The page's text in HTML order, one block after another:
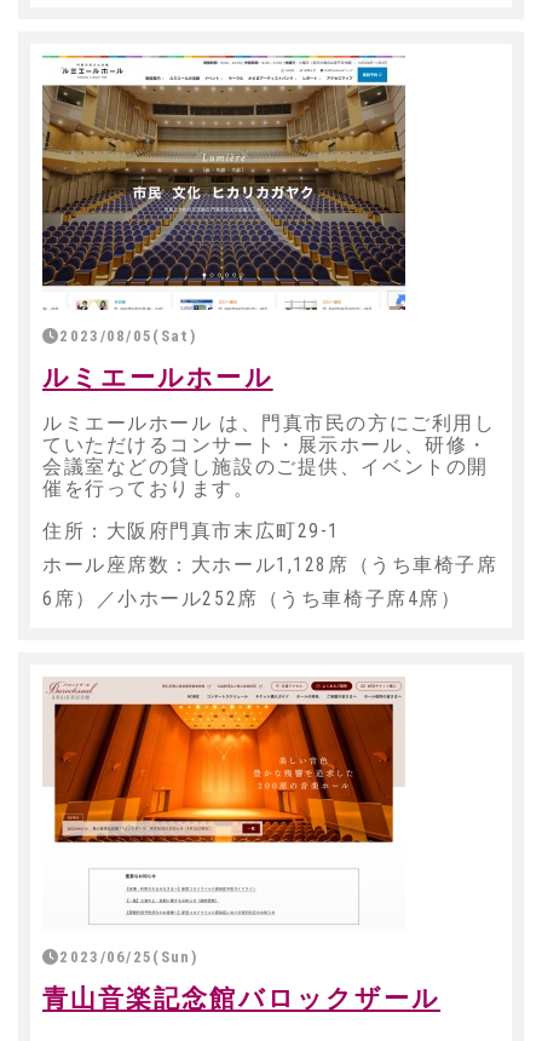
2023/08/05(Sat)
ルミエールホール
ルミエールホール は、門真市民の方にご利用し
ていただけるコンサート・展示ホール、研修・
会議室などの貸し施設のご提供、イベントの開
催を行っております。
住所：大阪府門真市末広町29-1
ホール座席数：大ホール1,128席（うち車椅子席
6席）／小ホール252席（うち車椅子席4席）
2023/06/25(Sun)
青山音楽記念館バロックザール